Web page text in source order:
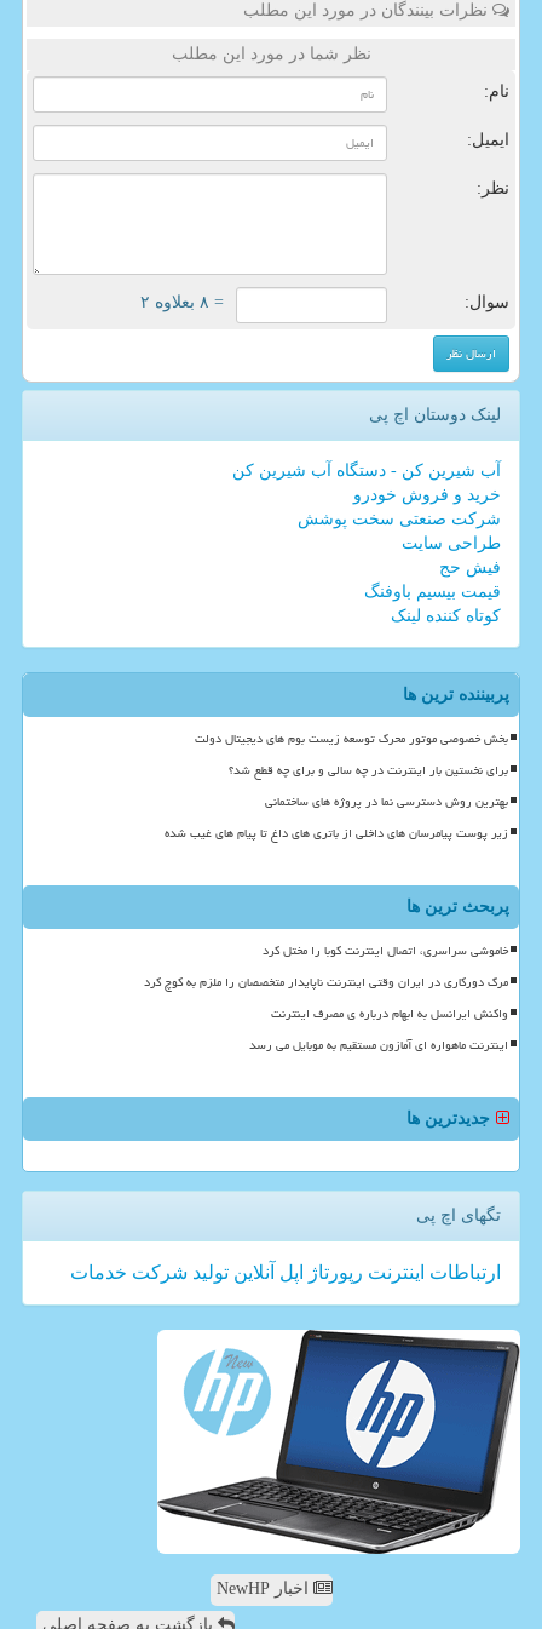
نظرات بینندگان در مورد این مطلب
نظر شما در مورد این مطلب
نام:
ایمیل:
نظر:
سوال: = ۸ بعلاوه ۲
لینک دوستان اچ پی
آب شیرین کن - دستگاه آب شیرین کن
خرید و فروش خودرو
شرکت صنعتی سخت پوشش
طراحی سایت
فیش حج
قیمت بیسیم باوفنگ
کوتاه کننده لینک
پربیننده ترین ها
بخش خصوصی موتور محرک توسعه زیست بوم های دیجیتال دولت
برای نخستین بار اینترنت در چه سالی و برای چه قطع شد؟
بهترین روش دسترسی نما در پروژه های ساختمانی
زیر پوست پیامرسان های داخلی از باتری های داغ تا پیام های غیب شده
پربحث ترین ها
خاموشی سراسری، اتصال اینترنت کوبا را مختل کرد
مرگ دورکاری در ایران وقتی اینترنت ناپایدار متخصصان را ملزم به کوچ کرد
واکنش ایرانسل به ابهام درباره ی مصرف اینترنت
اینترنت ماهواره ای آمازون مستقیم به موبایل می رسد
جدیدترین ها
تگهای اچ پی
ارتباطات اینترنت رپورتاژ اپل آنلاین تولید شركت خدمات
اخبار NewHP
بازگشت به صفحه اصلی